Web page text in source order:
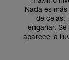
Nada es
de cejas,
engañar.
aparece la